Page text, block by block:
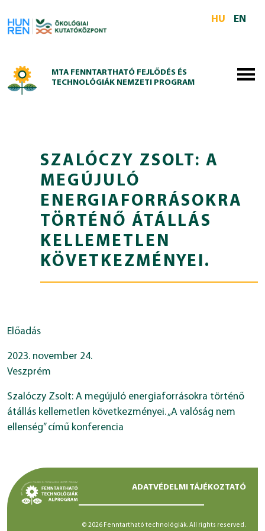
HU
EN
MTA FENNTARTHATÓ FEJLŐDÉS ÉS
TECHNOLÓGIÁK NEMZETI PROGRAM
SZALÓCZY ZSOLT: A
MEGÚJULÓ
ENERGIAFORRÁSOKRA
TÖRTÉNŐ ÁTÁLLÁS
KELLEMETLEN
KÖVETKEZMÉNYEI.
Előadás
2023. november 24.
Veszprém
Szalóczy Zsolt: A megújuló energiaforrásokra történő
átállás kellemetlen következményei. „A valóság nem
ellenség” című konferencia
ADATVÉDELMI TÁJÉKOZTATÓ
© 2026 Fenntartható technológiák. All rights reserved.